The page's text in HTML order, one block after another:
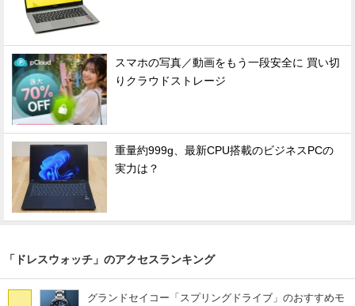
スマホの写真／動画をもう一段安全に 買い切
りクラウドストレージ
重量約999g、最新CPU搭載のビジネスPCの
実力は？
「ドレスウォッチ」のアクセスランキング
グランドセイコー「スプリングドライブ」のおすすめモ